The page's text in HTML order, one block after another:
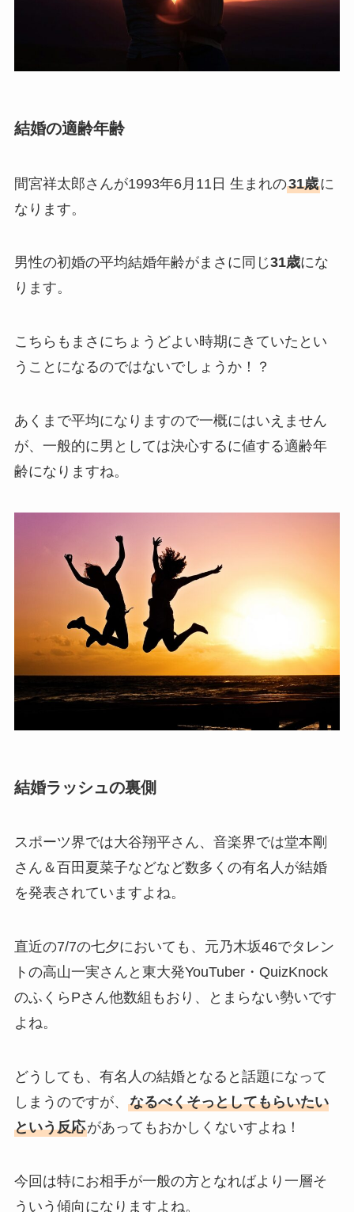
結婚の適齢年齢
間宮祥太郎さんが1993年6月11日 生まれの31歳に
なります。
男性の初婚の平均結婚年齢がまさに同じ31歳にな
ります。
こちらもまさにちょうどよい時期にきていたとい
うことになるのではないでしょうか！？
あくまで平均になりますので一概にはいえません
が、一般的に男としては決心するに値する適齢年
齢になりますね。
結婚ラッシュの裏側
スポーツ界では大谷翔平さん、音楽界では堂本剛
さん＆百田夏菜子などなど数多くの有名人が結婚
を発表されていますよね。
直近の7/7の七夕においても、元乃木坂46でタレン
トの高山一実さんと東大発YouTuber・QuizKnock
のふくらPさん他数組もおり、とまらない勢いです
よね。
どうしても、有名人の結婚となると話題になって
しまうのですが、 なるべくそっとしてもらいたい
という反応があってもおかしくないすよね！
今回は特にお相手が一般の方となればより一層そ
ういう傾向になりますよね。